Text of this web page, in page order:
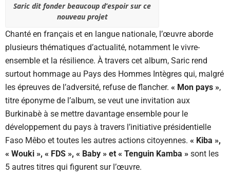
Saric dit fonder beaucoup d’espoir sur ce
nouveau projet
Chanté en français et en langue nationale, l’œuvre aborde
plusieurs thématiques d’actualité, notamment le vivre-
ensemble et la résilience. À travers cet album, Saric rend
surtout hommage au Pays des Hommes Intègres qui, malgré
les épreuves de l’adversité, refuse de flancher. « Mon pays »,
titre éponyme de l’album, se veut une invitation aux
Burkinabè à se mettre davantage ensemble pour le
développement du pays à travers l’initiative présidentielle
Faso Mêbo et toutes les autres actions citoyennes. « Kiba »,
« Wouki », « FDS », « Baby » et « Tenguin Kamba » sont les
5 autres titres qui figurent sur l’œuvre.